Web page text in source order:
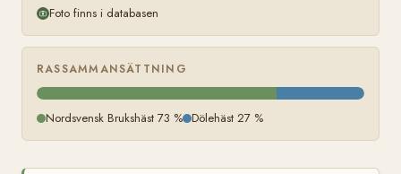
Foto finns i databasen
RASSAMMANSÄTTNING
Nordsvensk Brukshäst 73 % Dölehäst 27 %